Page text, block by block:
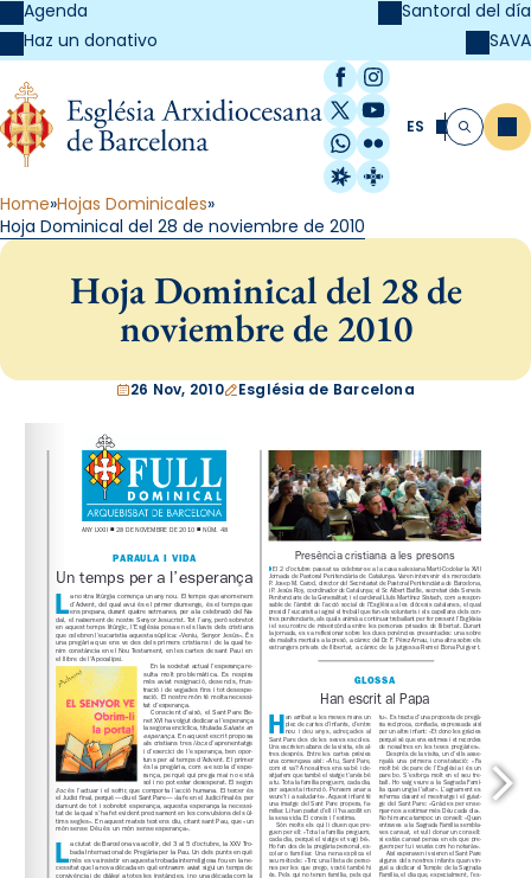
Agenda
Haz un donativo
Santoral del día
SAVA
Facebook
Instagram
X / Twitter
YouTube
WhatsApp
Flickr
Radio Estel
Catalunya
ES Buscar
Home Hojas Dominicales
Hoja Dominical del 28 de noviembre de 2010
Hoja Dominical del 28 de
noviembre de 2010
26 Nov, 2010 Església de Barcelona